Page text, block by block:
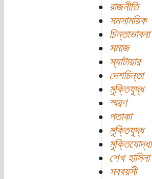
রাজনীতি
সমসাময়িক
চিন্তাভাবনা
সমাজ
স্যাটায়ার
দেশচিন্তা
মুক্তিযুদ্ধ
স্মরণ
পতাকা
মুক্তিযুদ্ধ
মুক্তিযোদ্ধা
শেখ হাসিনা
সববয়সী